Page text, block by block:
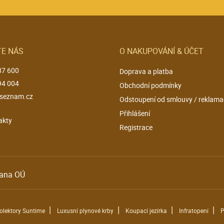
NÁS
600
004
O NAKUPOVÁNÍ & ÚČET
Doprava a platba
Obchodní podmínky
Odstoupení od smlouvy /
Přihlášení
Registrace
OÚ
Suntime | Luxusní plynové krby | Koupací jezírka | Infratopení |